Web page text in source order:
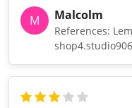
M Malcolm
References: